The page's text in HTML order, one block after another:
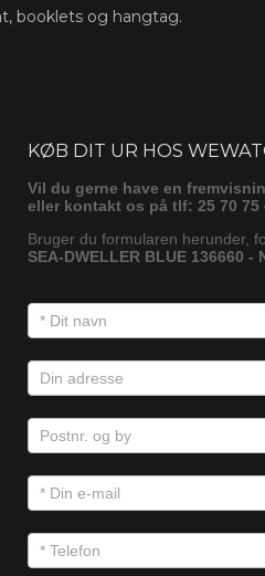
booklets og hangtag.
KØB DIT UR HOS
Vil du gerne have en
eller kontakt os på tlf: 25 70 75
Bruger du formularen herunder,
SEA-DWELLER BLUE 136660 -